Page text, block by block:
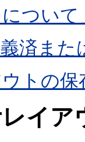
ついて
済ま
トの保
イア